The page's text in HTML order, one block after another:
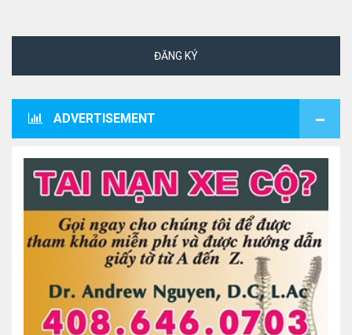
ĐĂNG KÝ
ADVERTISEMENT